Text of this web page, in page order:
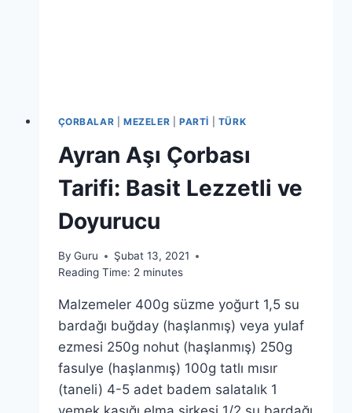
ÇORBALAR |MEZELER |PARTI TÜRK
Ayran Aşı Çorbası
Tarifi: Basit Lezzetli ve
Doyurucu
By Guru
Şubat 13, 2021
Reading Time: 2 minutes
Malzemeler 400g süzme yoğurt 1,5 su
bardağı buğday (haşlanmış) veya yulaf
ezmesi 250g nohut (haşlanmış) 250g
fasulye (haşlanmış) 100g tatlı mısır
(taneli) 4-5 adet badem salatalık 1